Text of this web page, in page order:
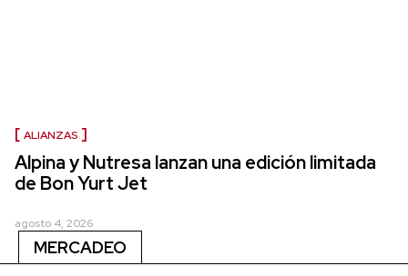
ALIANZAS
Alpina y Nutresa lanzan una edición limitada
de Bon Yurt Jet
agosto 4, 2026
MERCADEO